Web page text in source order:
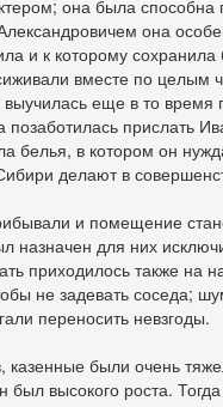
она была
она
и к которому
вместе по целым
еще в то
позаботилась прислать
белья, в котором он
делают в
и помещение
назначен для них
приходилось также
не задевать соседа;
переносить невзгоды.
казенные были очень
был высокого роста.